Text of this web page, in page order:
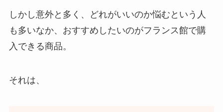
しかし意外と多く、どれがいいのか悩むという人
も多いなか、おすすめしたいのがフランス館で購
入できる商品。
それは、